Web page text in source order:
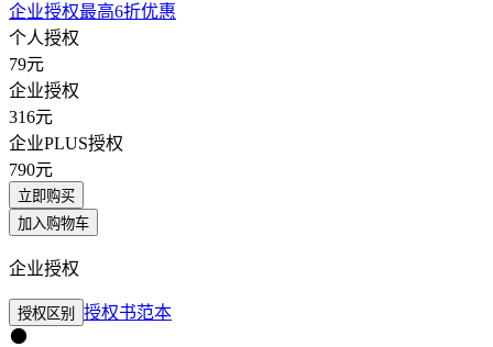
企业授权最高6折优惠
个人授权
79元
企业授权
316元
企业PLUS授权
790元
立即购买
加入购物车
企业授权
授权区别 授权书范本